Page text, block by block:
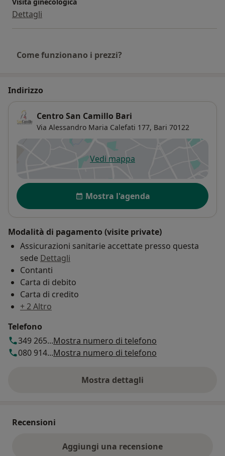
- l’estrazione della spirale (un dispositivo
contraccettivo temporaneo) in caso di non
visualizzazione del filo di repere alla visita
Dettagli
Come funzionano i prezzi?
Indirizzo
Centro San Camillo Bari
Via Alessandro Maria Calefati 177, Bari 70122
Vedi mappasi apre in una nuova scheda
Disponibilità
Mostra l'agenda
Modalità di pagamento (visite private)
Assicurazioni sanitarie accettate presso questa
sede Dettagli
Contanti
Carta di debito
Carta di credito
+ 2 Altro
Telefono
349 265...Mostra numero di telefono
080 914...Mostra numero di telefono
Mostra dettagli
sull'indirizzo
Recensioni
Aggiungi una recensione